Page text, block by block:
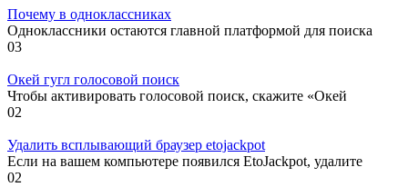
Почему в одноклассниках
Одноклассники остаются главной платформой для поиска
03
Окей гугл голосовой поиск
Чтобы активировать голосовой поиск, скажите «Окей
02
Удалить всплывающий браузер etojackpot
Если на вашем компьютере появился EtoJackpot, удалите
02